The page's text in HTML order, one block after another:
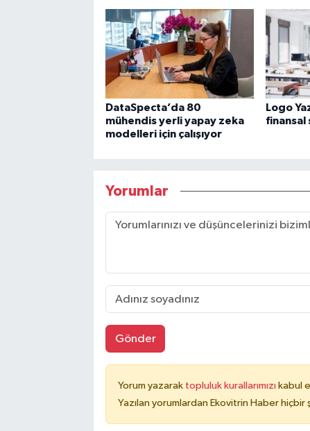
DataSpecta’da 80
mühendis yerli yapay zeka
modelleri için çalışıyor
Logo
finansal
Yorumlar
Gönder
Yorum yazarak topluluk kurallarımızı kabul
Yazılan yorumlardan Ekovitrin Haber